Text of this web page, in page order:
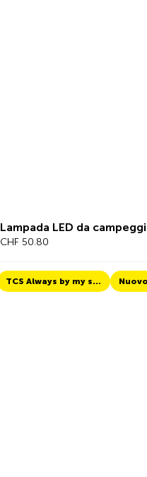
Lampada LED da
CHF 50.80
TCS Always by my side Nuovo